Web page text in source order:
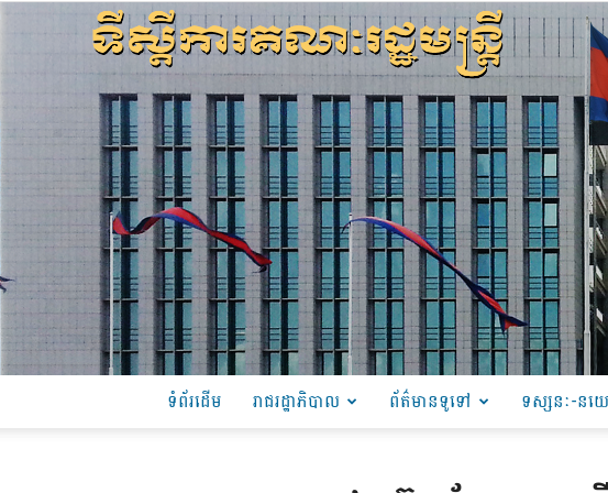
ទំព័រដើម រាជរដ្ឋាភិបាល ព័ត៌មានទូទៅ ទស្សនៈ-ន